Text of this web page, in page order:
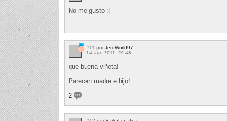
No me gusto :|
#11 por JeroWorld97
14 ago 2011, 20:43
que buena viñeta!
Parecen madre e hijo!
2